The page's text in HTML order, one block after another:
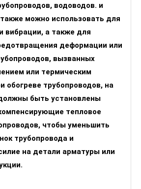
водоводов. и
можно использовать для
вибрации, а также для
деформации или
вызванных
или термическим
обогреве трубопроводов, на
быть установлены
тепловое
чтобы уменьшить
трубопровода и
на детали арматуры или